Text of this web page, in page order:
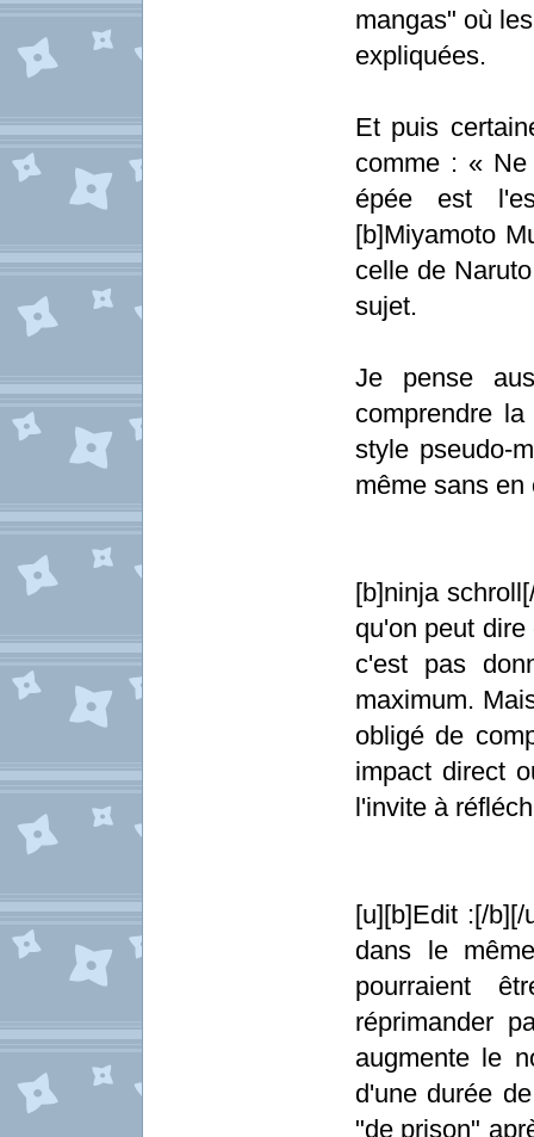
mangas" où
expliquées.
Et puis
comme : «
épée est
[b]Miyamoto
celle de
sujet.
Je pense
comprendre
style pseudo-
même sans
[b]ninja
qu'on peut
c'est pas
maximum.
obligé de
impact direct
l'invite à
[u][b]Edit :[/
dans le
pourraient
réprimander
augmente le
d'une durée
"de prison"